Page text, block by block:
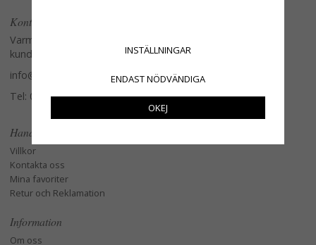
Kontakta oss
Varmt välkommen att kontakta vår
kundtjänst.
info@glasverandan.se
Tel: 079-3495968
Handla
Villkor
Kontakta oss
Mina favoriter
Retur och Reklamation
Information
Om oss
INSTÄLLNINGAR
ENDAST NÖDVÄNDIGA
OKEJ